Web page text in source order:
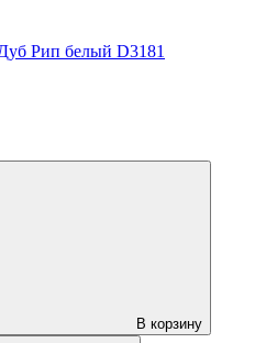
Рип белый D3181
В корзину